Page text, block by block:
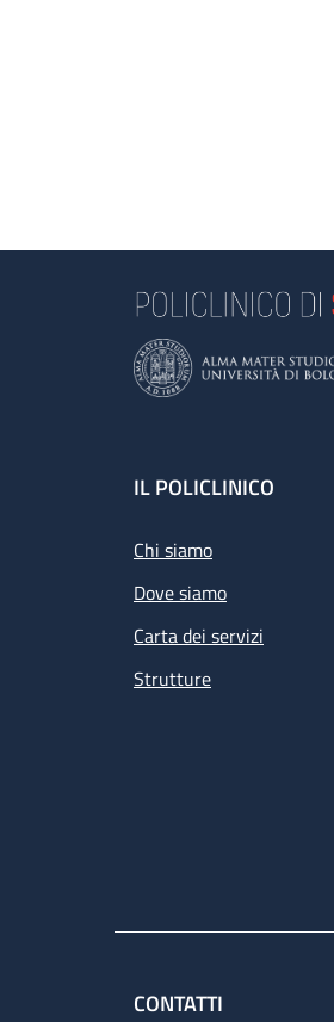
Footer
IL POLICLINICO
Chi siamo
Dove siamo
Carta dei servizi
Strutture
CONTATTI